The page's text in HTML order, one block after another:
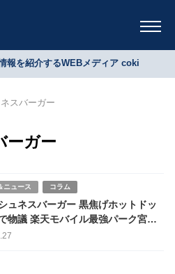
報を紹介するWEBメディア coki
スバーガー
ーガー
ニュース コラム
ュネスバーガー 黒焦げホットドッ
物議 楽天モバイル最強パーク宮城
休止 公式謝罪